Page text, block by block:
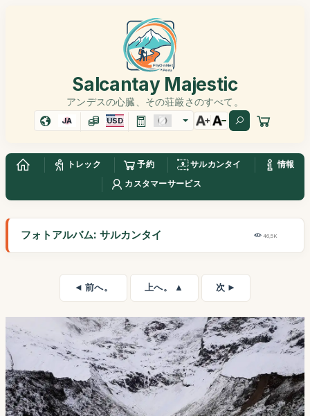
Salcantay Majestic
アンデスの心臓、その荘厳さのすべて。
JA USD
トレック 予約 サルカンタイ
情報
カスタマーサービス
フォトアルバム: サルカンタイ 46,5K
◄ 前へ。 上へ。 ▲ 次 ►